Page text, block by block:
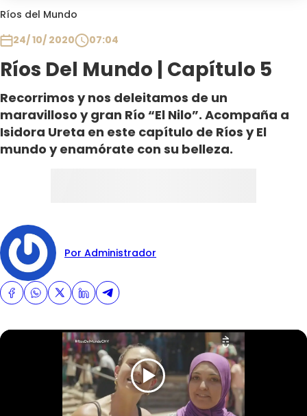
Ríos del Mundo
24/ 10/ 2020
07:04
Ríos Del Mundo | Capítulo 5
Recorrimos y nos deleitamos de un
maravilloso y gran Río “El Nilo”. Acompaña a
Isidora Ureta en este capítulo de Ríos y El
mundo y enamórate con su belleza.
Por Administrador
Club De La Comedia
Contigo en Directo
Plan Perfecto
El Tiempo
Sabingo
Todos Los Programas